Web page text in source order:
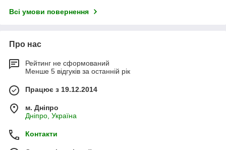
Всі умови повернення
Про нас
Рейтинг не сформований
Менше 5 відгуків за останній рік
Працює з 19.12.2014
м. Дніпро
Дніпро, Україна
Контакти